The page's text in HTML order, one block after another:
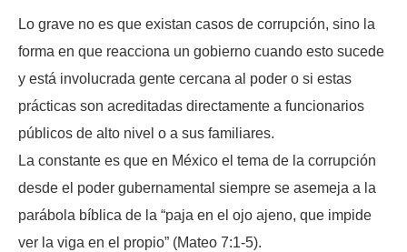
Lo grave no es que existan casos de corrupción, sino la
forma en que reacciona un gobierno cuando esto sucede
y está involucrada gente cercana al poder o si estas
prácticas son acreditadas directamente a funcionarios
públicos de alto nivel o a sus familiares.
La constante es que en México el tema de la corrupción
desde el poder gubernamental siempre se asemeja a la
parábola bíblica de la “paja en el ojo ajeno, que impide
ver la viga en el propio” (Mateo 7:1-5).